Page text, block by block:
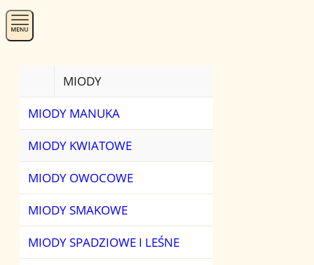
MIODY
MIODY
MIODY MANUKA
MIODY KWIATOWE
MIODY OWOCOWE
MIODY SMAKOWE
MIODY SPADZIOWE I LEŚNE